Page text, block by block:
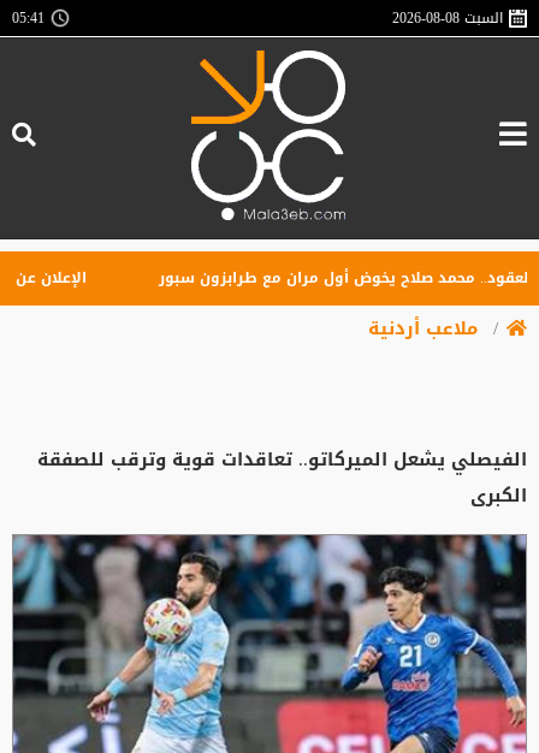
السبت2026-08-08
05:41
محمد صلاح يخوض أول مران مع طرابزون سبور الإعلان عن
ملاعب أردنية
الفيصلي يشعل الميركاتو.. تعاقدات قوية وترقب للصفقة
الكبرى